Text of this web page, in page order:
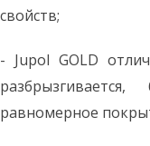
свойств;
- Jupol GOLD
равномерное